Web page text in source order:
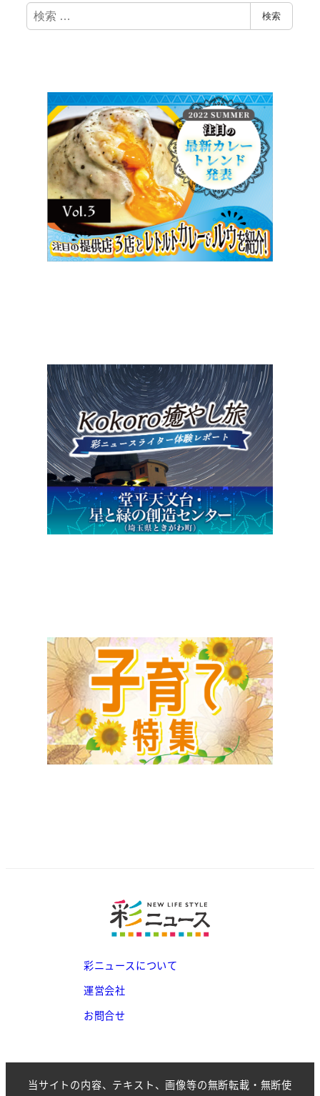
検
索
検索
彩ニュースについて
運営会社
お問合せ
当サイトの内容、テキスト、画像等の無断転載・無断使